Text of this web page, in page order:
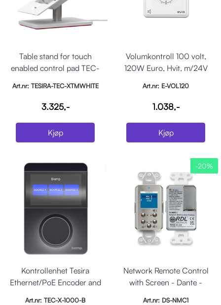
Table stand for touch
enabled control pad TEC-
Art.nr: TESIRA-TEC-XTMWHITE
3.325,-
Kjøp
Volumkontroll 100 volt,
120W Euro, Hvit, m/24V
Art.nr: E-VOL120
1.038,-
Kjøp
Kontrollenhet Tesira
Ethernet/PoE Encoder and
Art.nr: TEC-X-1000-B
-20%
Network Remote Control
with Screen - Dante -
Art.nr: DS-NMC1